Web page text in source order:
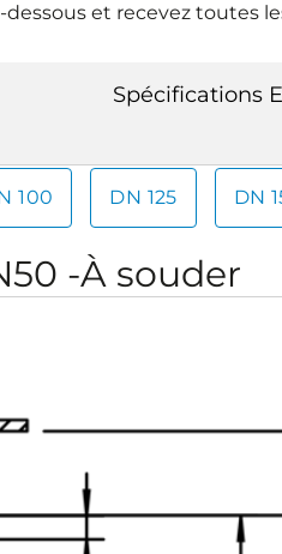
et recevez toutes
Spécifications
100 DN 125 DN
-À souder